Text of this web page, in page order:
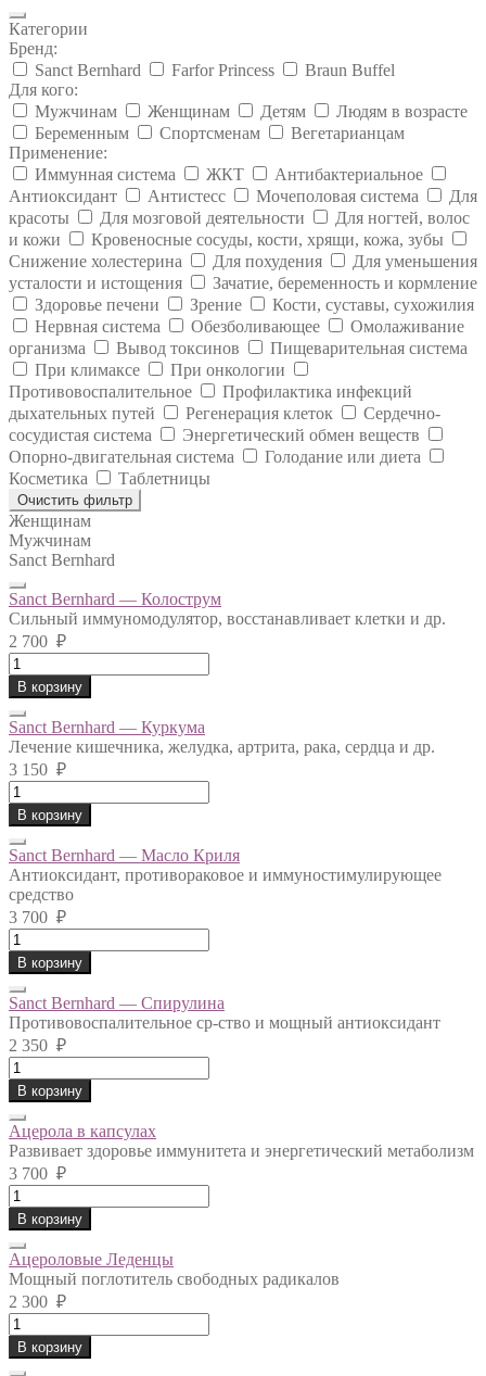
Категории
Бренд:
Sanct Bernhard
Farfor Princess
Braun Buffel
Для кого:
Мужчинам
Женщинам Детям
Людям в возрасте
Беременным
Спортсменам
Вегетарианцам
Применение:
Иммунная система
ЖКТ
Антибактериальное
Антиоксидант
Антистесс Мочеполовая система
Для
красоты
Для мозговой деятельности
Для ногтей, волос
и кожи
Кровеносные сосуды, кости, хрящи, кожа, зубы
Снижение холестерина
Для похудения
Для уменьшения
усталости и истощения
Зачатие, беременность и кормление
Здоровье печени
Зрение
Кости, суставы, сухожилия
Нервная система
Обезболивающее
Омолаживание
организма
Вывод токсинов
Пищеварительная система
При климаксе
При онкологии
Противовоспалительное
Профилактика инфекций
дыхательных путей
Регенерация клеток
Сердечно-
сосудистая система
Энергетический обмен веществ
Опорно-двигательная система
Голодание или диета
Косметика
Таблетницы
Очистить фильтр
Женщинам
Мужчинам
Sanct Bernhard
Sanct Bernhard — Колострум
Сильный иммуномодулятор, восстанавливает клетки и др.
2 700 ₽
Sanct
Bernhard
-
Колострум
quantity
В корзину
Sanct Bernhard — Куркума
Лечение кишечника, желудка, артрита, рака, сердца и др.
3 150 ₽
Sanct
Bernhard
-
Куркума
quantity
В корзину
Sanct Bernhard — Масло Криля
Антиоксидант, противораковое и иммуностимулирующее
средство
3 700 ₽
Sanct
Bernhard
-
Масло
Криля
quantity
В корзину
Sanct Bernhard — Спирулина
Противовоспалительное ср-ство и мощный антиоксидант
2 350 ₽
Sanct
Bernhard
-
Спирулина
quantity
В корзину
Ацерола в капсулах
Развивает здоровье иммунитета и энергетический метаболизм
3 700 ₽
Ацерола
в
капсулах
quantity
В корзину
Ацероловые Леденцы
Мощный поглотитель свободных радикалов
2 300 ₽
Ацероловые
Леденцы
quantity
В корзину